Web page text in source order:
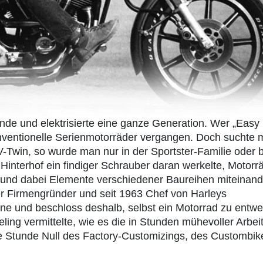
und elektrisierte eine ganze Generation. Wer „Easy
Serienmotorräder vergangen. Doch suchte
so wurde man nur in der Sportster-Familie oder
ein findiger Schrauber daran werkelte,
dabei Elemente verschiedener Baureihen
und seit 1963 Chef von Harleys
und beschloss deshalb, selbst ein Motorrad zu
vermittelte, wie es die in Stunden mühevoller Arbeit
Null des Factory-Customizings, des